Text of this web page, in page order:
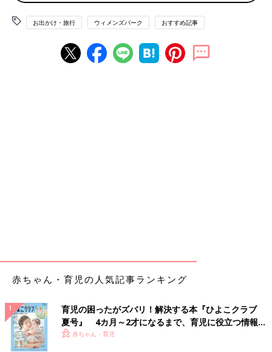
します。大好きな紅茶を飲みながら、好きな本を持ち込んで…と
いった温泉の合間の読書三昧も魅力的。
近場で気軽にリフレッシュ
一人カラオケ、いいですよ！最初は勇気がいりましたが、意外と
一人で来ている人もいるので、一度行けば平気です。１時間くら
いでも、一人だと自由に思う存分歌えるのでかなりストレス発散
になります！
健康ランドでスッキリ
お出かけ・旅行 ウィメンズパーク おすすめ記事
赤ちゃん・育児の人気記事ランキング
育児の困ったがズバリ！解決する本『ひよこクラブ
夏号』 4カ月～2才になるまで、育児に役立つ情報が
いっぱい！
赤ちゃん・育児